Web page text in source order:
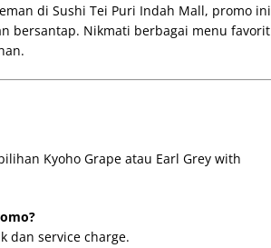
di Sushi Tei Puri Indah Mall, promo ini
bersantap. Nikmati berbagai menu favorit
Kyoho Grape atau Earl Grey with
dan service charge.